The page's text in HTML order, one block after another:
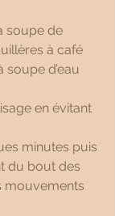
soupe de
à café
soupe d’eau
en évitant
minutes puis
du bout des
mouvements